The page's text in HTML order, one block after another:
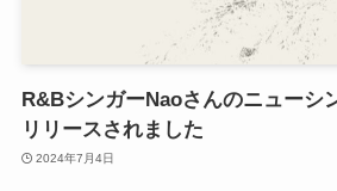
R&BシンガーNaoさんのニューシ
リリースされました
2024年7月4日